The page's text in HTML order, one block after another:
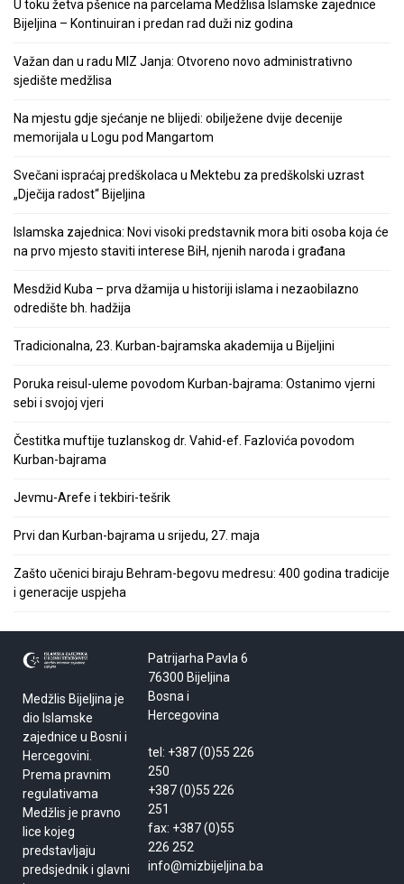
U toku žetva pšenice na parcelama Medžlisa Islamske zajednice
Bijeljina – Kontinuiran i predan rad duži niz godina
Važan dan u radu MIZ Janja: Otvoreno novo administrativno
sjedište medžlisa
Na mjestu gdje sjećanje ne blijedi: obilježene dvije decenije
memorijala u Logu pod Mangartom
Svečani ispraćaj predškolaca u Mektebu za predškolski uzrast
„Dječija radost“ Bijeljina
Islamska zajednica: Novi visoki predstavnik mora biti osoba koja će
na prvo mjesto staviti interese BiH, njenih naroda i građana
Mesdžid Kuba – prva džamija u historiji islama i nezaobilazno
odredište bh. hadžija
Tradicionalna, 23. Kurban-bajramska akademija u Bijeljini
Poruka reisul-uleme povodom Kurban-bajrama: Ostanimo vjerni
sebi i svojoj vjeri
Čestitka muftije tuzlanskog dr. Vahid-ef. Fazlovića povodom
Kurban-bajrama
Jevmu-Arefe i tekbiri-tešrik
Prvi dan Kurban-bajrama u srijedu, 27. maja
Zašto učenici biraju Behram-begovu medresu: 400 godina tradicije
i generacije uspjeha
Medžlis Bijeljina je
dio Islamske
zajednice u Bosni i
Hercegovini.
Prema pravnim
regulativama
Medžlis je pravno
lice kojeg
predstavljaju
predsjednik i glavni
Patrijarha Pavla 6
76300 Bijeljina
Bosna i
Hercegovina
tel: +387 (0)55 226
250
+387 (0)55 226
251
fax: +387 (0)55
226 252
info@mizbijeljina.ba